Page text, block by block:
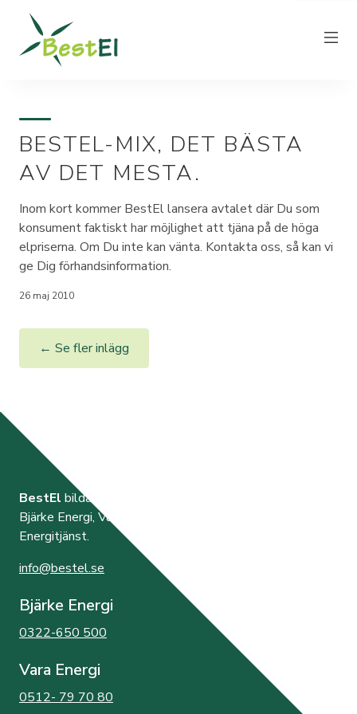
NYHETER
OM OSS
VÅRA ELPRISER
KUNDTJÄNST
PRODUCERA EL
BESTEL-MIX, DET BÄSTA
AV DET MESTA.
Inom kort kommer BestEl lansera avtalet där Du som
konsument faktiskt har möjlighet att tjäna på de höga
elpriserna. Om Du inte kan vänta. Kontakta oss, så kan vi
ge Dig förhandsinformation.
26 maj 2010
← Se fler inlägg
BestEl bildades år 2000 av de tre elnätsföretagen
Bjärke Energi, Vara Energi samt Västra Orusts
Energitjänst.
info@bestel.se
Bjärke Energi
0322-650 500
Vara Energi
0512- 79 70 80